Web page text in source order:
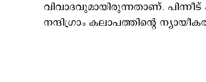
വിവാദവുമായിരുന്നതാണ്.
നന്ദിഗ്രാം കലാപത്തിന്റെ